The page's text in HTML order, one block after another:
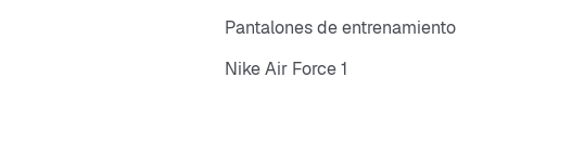
Pantalones de entrenamiento
Nike Air Force 1